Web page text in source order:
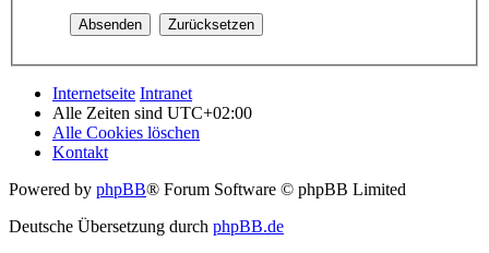
Internetseite Intranet
Alle Zeiten sind UTC+02:00
Alle Cookies löschen
Kontakt
Powered by phpBB® Forum Software © phpBB Limited
Deutsche Übersetzung durch phpBB.de